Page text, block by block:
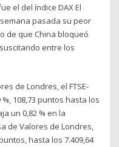
el del índice DAX El
pasada su peor
de que China bloqueó
entre los
de Londres, el FTSE-
108,73 puntos hasta los
un 0,82 % en la
de Valores de Londres,
hasta los 7.409,64